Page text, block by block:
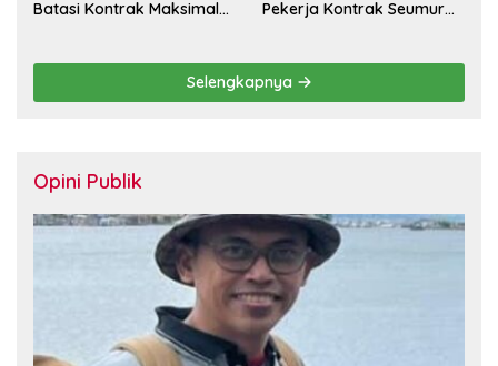
Batasi Kontrak Maksimal
Pekerja Kontrak Seumur
Selengkapnya
Opini Publik